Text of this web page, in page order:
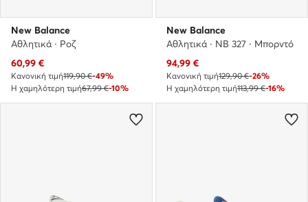
New Balance
Αθλητικά · Ροζ
Τρέχουσα τιμή
60,99 €
Κανονική τιμή119,90 €-49%
Η χαμηλότερη τιμή67,99 €-10%
New Balance
Αθλητικά · NB 327 · Μπορντό
Τρέχουσα τιμή
94,99 €
Κανονική τιμή129,90 €-26%
Η χαμηλότερη τιμή113,99 €-16%